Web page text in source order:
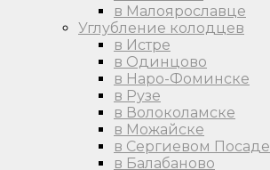
в Малоярославце
Углубление колодцев
в Истре
в Одинцово
в Наро-Фоминске
в Рузе
в Волоколамске
в Можайске
в Сергиевом Посаде
в Балабаново